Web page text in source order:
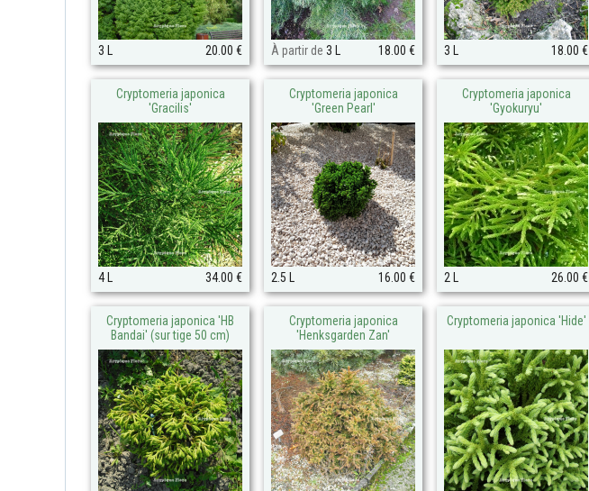
3 L 20.00 € À partir de 3 L 18.00 € 3 L 18.00 €
Cryptomeria japonica
'Gracilis'
4 L 34.00 €
Cryptomeria japonica
'Green Pearl'
2.5 L 16.00 €
Cryptomeria japonica
'Gyokuryu'
2 L 26.00 €
Cryptomeria japonica 'HB
Bandai' (sur tige 50 cm)
Cryptomeria japonica
'Henksgarden Zan'
Cryptomeria japonica 'Hide'